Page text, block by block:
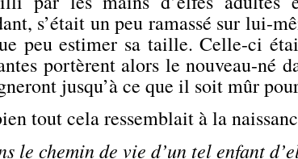
s’était un peu ramassé sur lui-
peu estimer sa taille. Celle-ci
portèrent alors le nouveau-né
jusqu’à ce que il soit mûr
tout cela ressemblait à la
le chemin de vie d’un tel enfant